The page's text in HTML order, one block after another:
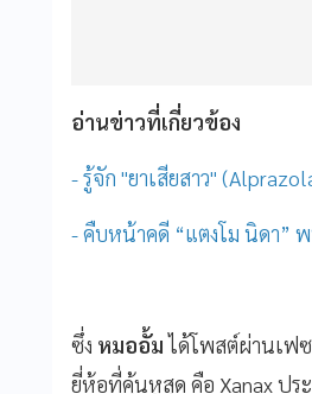
อ่านข่าวที่เกี่ยวข้อง
- รู้จัก "ยาเสียสาว"
- คืบหน้าคดี “แตงโม นิดา”
ซึ่ง หมออั้มได้โพสต์ผ่านเฟซ
ยี่ห้อที่คุ้นหูสุด คือ Xanax ปร